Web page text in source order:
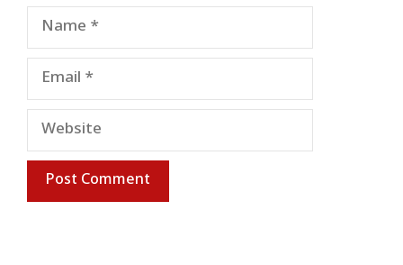
Name
Email
Website